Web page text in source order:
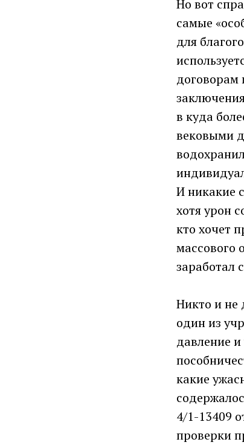
Но вот
самые
для
договорам
в куда
вековыми
И никакие
хотя урон
кто хочет
массового
заработал
Никто и не
один из
давление
какие
4/1-13409
проверки